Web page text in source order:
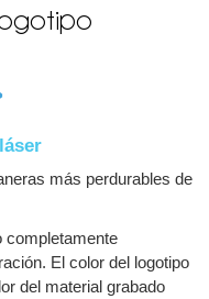
más perdurables de
completamente
El color del logotipo
del material grabado